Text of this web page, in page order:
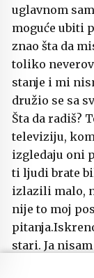
uglavnom
moguće ubiti
znao šta da
toliko
stanje i mi
družio se sa
Šta da radiš?
televiziju,
izgledaju oni
ti ljudi brate
izlazili malo,
nije to moj
stari. Ja
nikakvu